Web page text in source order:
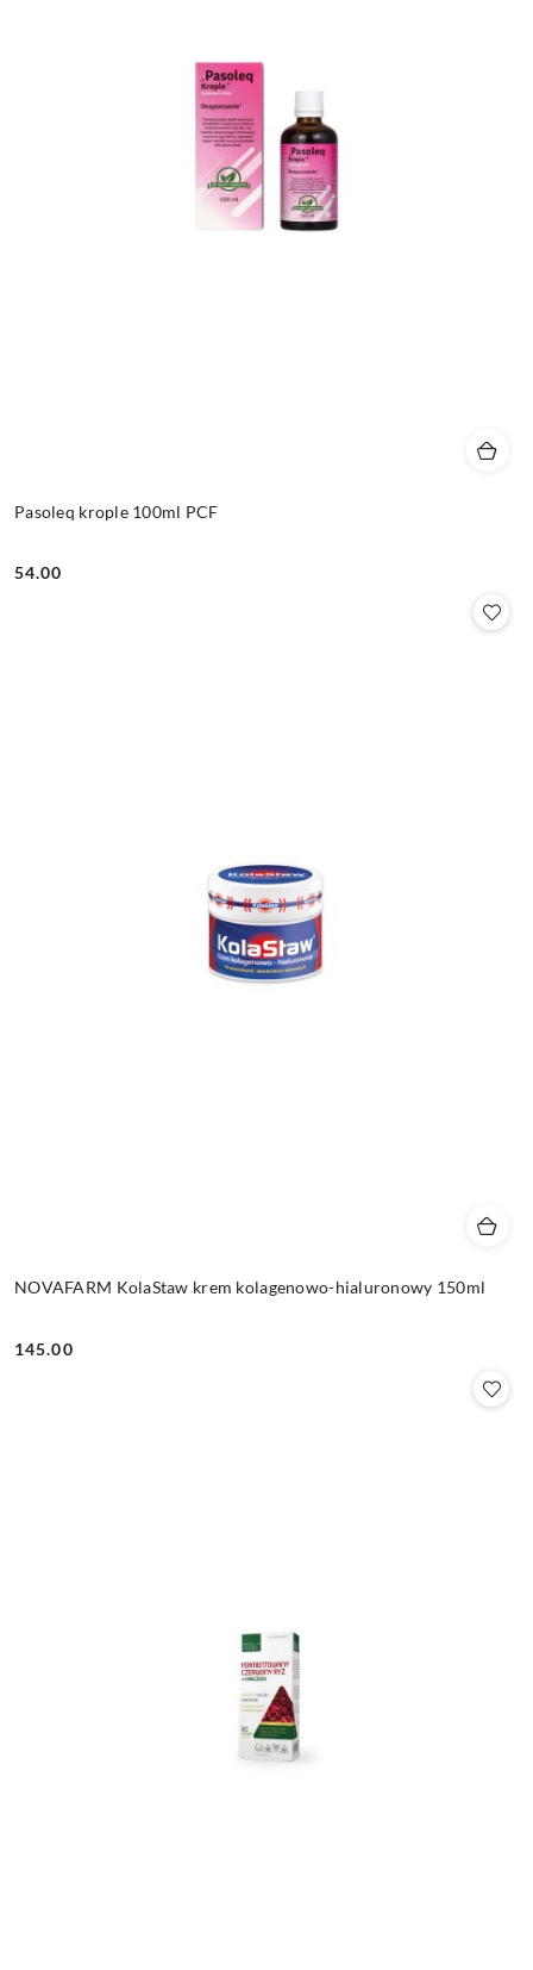
Pasoleq krople 100ml PCF
Cena:
54.00
NOVAFARM KolaStaw krem kolagenowo-hialuronowy 150ml
Cena:
145.00